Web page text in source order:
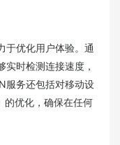
于优化用户体验。通
时检测连接速度，
服务还包括对移动设
的优化，确保在任何